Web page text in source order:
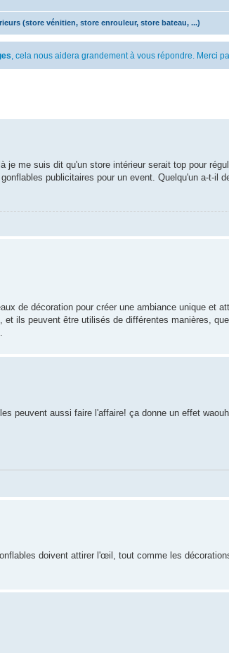
(store vénitien, store enrouleur, store bateau, ...)
, cela nous aidera grandement à vous répondre. Merci
je me suis dit qu'un store intérieur serait top pour
publicitaires pour un event. Quelqu'un a-t-il
de décoration pour créer une ambiance unique et
ils peuvent être utilisés de différentes manières,
peuvent aussi faire l'affaire! ça donne un effet
doivent attirer l'œil, tout comme les